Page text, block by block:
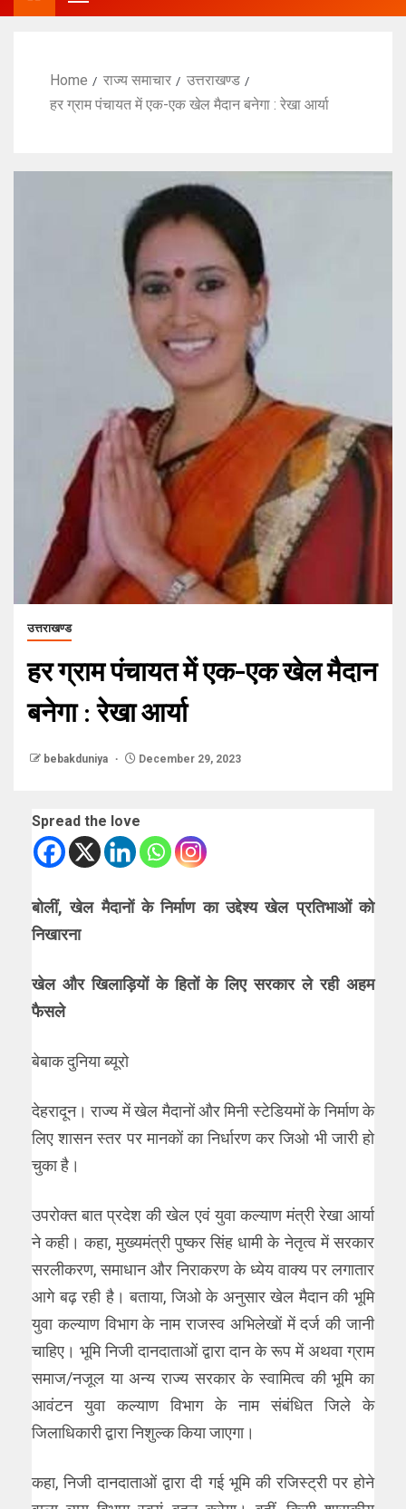
Home राज्य समाचार
उत्तराखण्ड
हर ग्राम पंचायत में एक-एक खेल मैदान बनेगा : रेखा आर्या
उत्तराखण्ड
हर ग्राम पंचायत में एक-एक खेल मैदान
बनेगा : रेखा आर्या
bebakduniya December 29, 2023
Spread the love
बोलीं, खेल मैदानों के निर्माण का उद्देश्य खेल प्रतिभाओं को
निखारना
खेल और खिलाड़ियों के हितों के लिए सरकार ले रही अहम
फैसले
बेबाक दुनिया ब्यूरो
देहरादून। राज्य में खेल मैदानों और मिनी स्टेडियमों के निर्माण के
लिए शासन स्तर पर मानकों का निर्धारण कर जिओ भी जारी हो
चुका है।
उपरोक्त बात प्रदेश की खेल एवं युवा कल्याण मंत्री रेखा आर्या
ने कही। कहा, मुख्यमंत्री पुष्कर सिंह धामी के नेतृत्व में सरकार
सरलीकरण, समाधान और निराकरण के ध्येय वाक्य पर लगातार
आगे बढ़ रही है। बताया, जिओ के अनुसार खेल मैदान की भूमि
युवा कल्याण विभाग के नाम राजस्व अभिलेखों में दर्ज की जानी
चाहिए। भूमि निजी दानदाताओं द्वारा दान के रूप में अथवा ग्राम
समाज/नजूल या अन्य राज्य सरकार के स्वामित्व की भूमि का
आवंटन युवा कल्याण विभाग के नाम संबंधित जिले के
जिलाधिकारी द्वारा निशुल्क किया जाएगा।
कहा, निजी दानदाताओं द्वारा दी गई भूमि की रजिस्ट्री पर होने